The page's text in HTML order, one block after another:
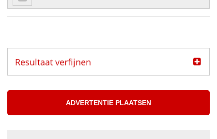
Resultaat verfijnen
ADVERTENTIE PLAATSEN